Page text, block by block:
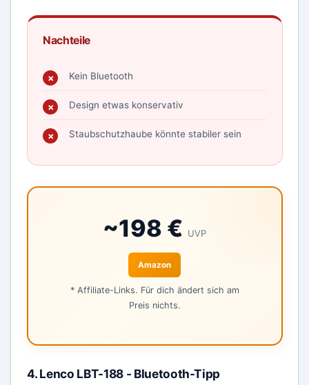
Nachteile
Kein Bluetooth
Design etwas konservativ
Staubschutzhaube könnte stabiler sein
~198 € UVP
Amazon
* Affiliate-Links. Für dich ändert sich am
Preis nichts.
4. Lenco LBT-188 - Bluetooth-Tipp